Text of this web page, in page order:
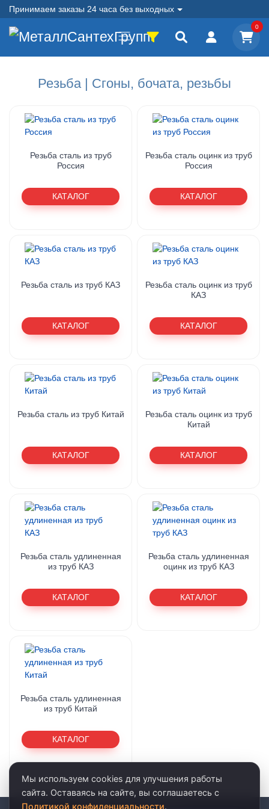
Принимаем заказы 24 часа без выходных
0
Резьба | Сгоны, бочата, резьбы
Резьба сталь из труб
Россия
КАТАЛОГ
Резьба сталь оцинк из труб
Россия
КАТАЛОГ
Резьба сталь из труб КАЗ
КАТАЛОГ
Резьба сталь оцинк из труб
КАЗ
КАТАЛОГ
Резьба сталь из труб Китай
КАТАЛОГ
Резьба сталь оцинк из труб
Китай
КАТАЛОГ
Резьба сталь удлиненная
из труб КАЗ
КАТАЛОГ
Резьба сталь удлиненная
оцинк из труб КАЗ
КАТАЛОГ
Резьба сталь удлиненная
из труб Китай
КАТАЛОГ
Мы используем cookies для улучшения работы
сайта. Оставаясь на сайте, вы соглашаетесь с
Политикой конфиденциальности.